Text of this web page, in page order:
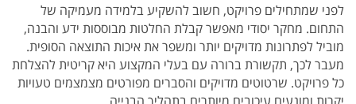
לפני שמתחילים פרויקט, חשוב להשקיע בלמידה מעמיקה של
התחום. מחקר יסודי מאפשר קבלת החלטות מבוססות ידע והבנה,
מוביל לפתרונות מדויקים יותר ומשפר את איכות התוצאה הסופית.
מעבר לכך, תקשורת ברורה עם בעלי המקצוע היא קריטית להצלחת
כל פרויקט. שרטוטים מדויקים והסברים מפורטים מצמצמים טעויות